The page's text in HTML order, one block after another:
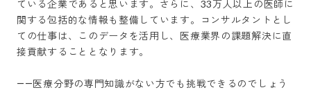
ている企業であると思います。さらに、33万人以上の医師に
関する包括的な情報も整備しています。コンサルタントとし
ての仕事は、このデータを活用し、医療業界の課題解決に直
接貢献することとなります。
――医療分野の専門知識がない方でも挑戦できるのでしょう